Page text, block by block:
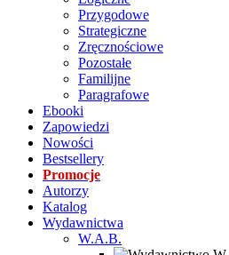
Przygodowe
Strategiczne
Zręcznościowe
Pozostałe
Familijne
Paragrafowe
Ebooki
Zapowiedzi
Nowości
Bestsellery
Promocje
Autorzy
Katalog
Wydawnictwa
W.A.B.